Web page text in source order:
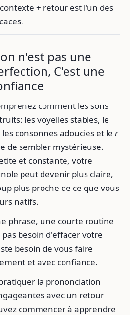
+ retour est l'un des
n'est pas une
C'est une
comment les sons
les voyelles stables, le
consonnes adoucies et le r
de sembler mystérieuse.
et constante, votre
peut devenir plus claire,
plus proche de ce que vous
natifs.
phrase, une courte routine
pas besoin d'effacer votre
besoin de vous faire
et avec confiance.
la prononciation
avec un retour
commencer à apprendre